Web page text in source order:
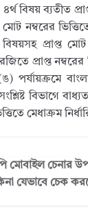
বিষয় ব্যতীত
নম্বরের
প্রাপ্ত
প্রাপ্ত নম্বরের
পর্যায়ক্রমে
বিভাগে
মেধাক্রম
মোবাইল চেনার
যেভাবে চেক